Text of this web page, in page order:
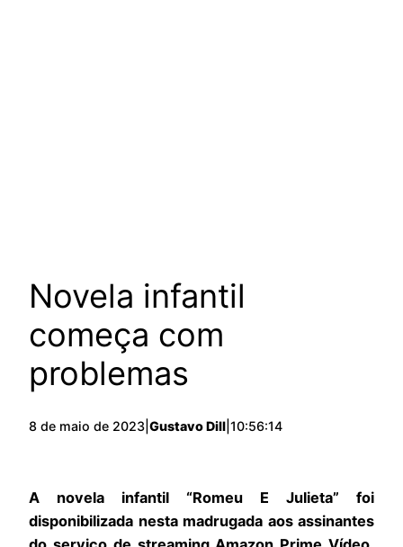
Novela infantil
começa com
problemas
8 de maio de 2023 Gustavo Dill 10:56:14
A novela infantil “Romeu E Julieta” foi
disponibilizada nesta madrugada aos assinantes